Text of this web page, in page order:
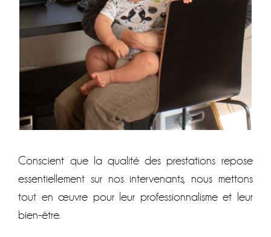
Conscient que la qualité des prestations repose
essentiellement sur nos intervenants, nous mettons
tout en œuvre pour leur professionnalisme et leur
bien-être.